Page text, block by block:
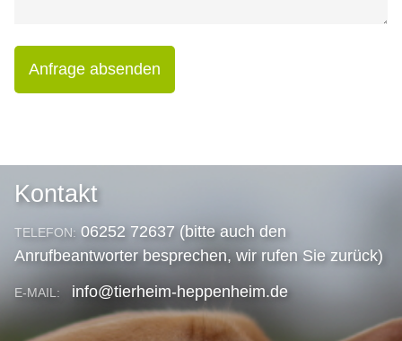
Anfrage absenden
Kontakt
TELEFON: 06252 72637 (bitte auch den
Anrufbeantworter besprechen, wir rufen Sie zurück)
E-MAIL: info@tierheim-heppenheim.de